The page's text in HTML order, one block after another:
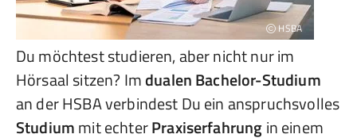
HSBA
Du möchtest studieren, aber nicht nur im
Hörsaal sitzen? Imdualen Bachelor-Studium
an der HSBA verbindest Du ein anspruchsvolles
Studiummit echterPraxiserfahrungin einem